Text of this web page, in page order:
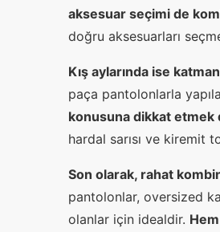
aksesuar seçimi de
doğru aksesuarları
Kış aylarında ise
paça pantolonlarla
konusuna dikkat etmek
hardal sarısı ve kiremit
Son olarak, rahat
pantolonlar, oversized
olanlar için idealdir.